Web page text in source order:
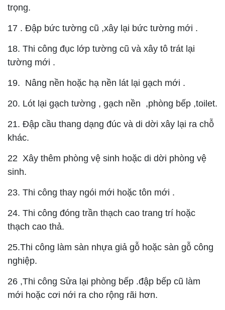
trọng.
17 . Đập bức tường cũ ,xây lại bức tường mới .
18. Thi công đục lớp tường cũ và xây tô trát lại
tường mới .
19. Nâng nền hoặc hạ nền lát lại gạch mới .
20. Lót lại gạch tường , gạch nền ,phòng bếp ,toilet.
21. Đập cầu thang dạng đúc và di dời xây lại ra chỗ
khác.
22 Xây thêm phòng vệ sinh hoặc di dời phòng vệ
sinh.
23. Thi công thay ngói mới hoặc tôn mới .
24. Thi công đóng trần thạch cao trang trí hoặc
thạch cao thả.
25.Thi công làm sàn nhựa giả gỗ hoặc sàn gỗ công
nghiệp.
26 ,Thi công Sửa lại phòng bếp .đập bếp cũ làm
mới hoặc cơi nới ra cho rộng rãi hơn.